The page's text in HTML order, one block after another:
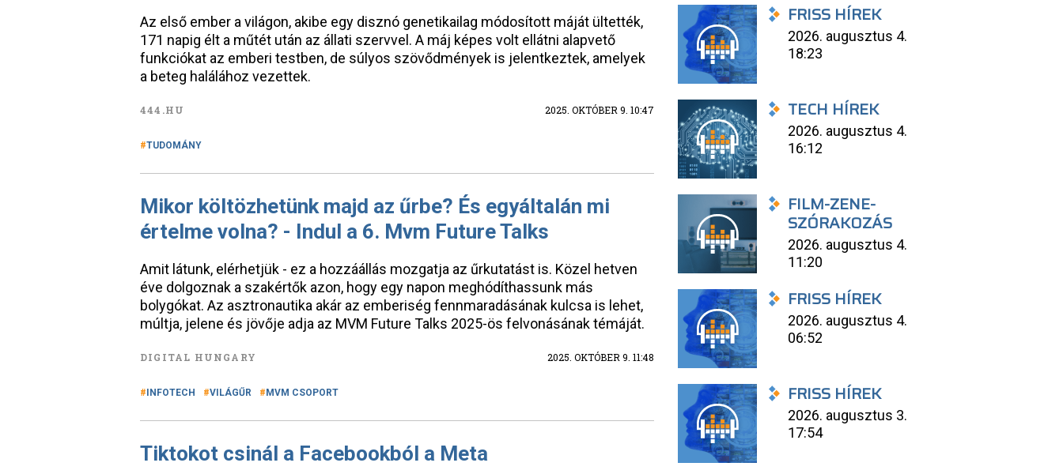
Az első ember a világon, akibe egy disznó genetikailag módosított máját ültették,
171 napig élt a műtét után az állati szervvel. A máj képes volt ellátni alapvető
funkciókat az emberi testben, de súlyos szövődmények is jelentkeztek, amelyek
a beteg halálához vezettek.
444.HU 2025. OKTÓBER 9. 10:47
TUDOMÁNY
Mikor költözhetünk majd az űrbe? És egyáltalán mi
értelme volna? - Indul a 6. Mvm Future Talks
Amit látunk, elérhetjük - ez a hozzáállás mozgatja az űrkutatást is. Közel hetven
éve dolgoznak a szakértők azon, hogy egy napon meghódíthassunk más
bolygókat. Az asztronautika akár az emberiség fennmaradásának kulcsa is lehet,
múltja, jelene és jövője adja az MVM Future Talks 2025-ös felvonásának témáját.
DIGITAL HUNGARY 2025. OKTÓBER 9. 11:48
INFOTECH VILÁGŰR MVM CSOPORT
Tiktokot csinál a Facebookból a Meta
FRISS HÍREK
2026. augusztus 4.
18:23
TECH HÍREK
2026. augusztus 4.
16:12
FILM-ZENE-
SZÓRAKOZÁS
2026. augusztus 4.
11:20
FRISS HÍREK
2026. augusztus 4.
06:52
FRISS HÍREK
2026. augusztus 3.
17:54